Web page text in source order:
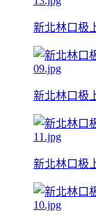
新北林口极
新北林口极
新北林口极